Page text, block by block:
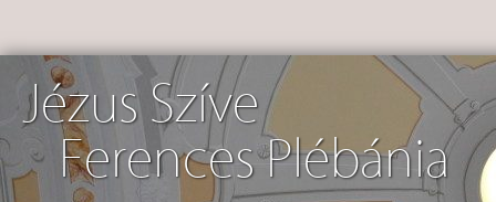
Jézus Szíve
Ferences Plébánia